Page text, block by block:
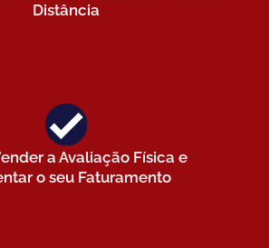
Distância
a Avaliação Física e
o seu Faturamento